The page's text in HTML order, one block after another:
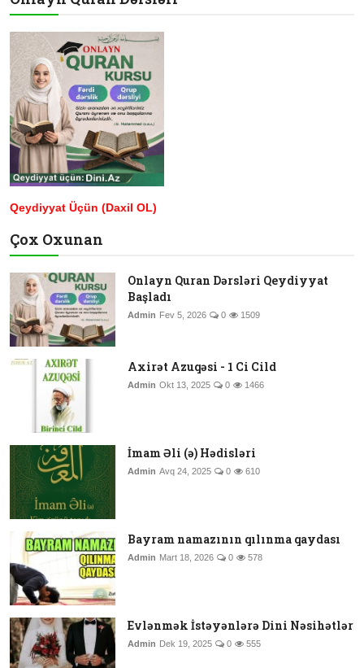
Qeydiyyat Üçün (Daxil OL)
Çox Oxunan
Onlayn Quran Dərsləri Qeydiyyat
Başladı
Admin Fev 5, 2026 0 1509
Axirət Azuqəsi - 1 Ci Cild
Admin Okt 13, 2025 0 1466
İmam Əli (ə) Hədisləri
Admin Avq 24, 2025 0 610
Bayram namazının qılınma qaydası
Admin Mart 18, 2026 0 578
Evlənmək İstəyənlərə Dini Nəsihətlər
Admin Dek 19, 2025 0 555